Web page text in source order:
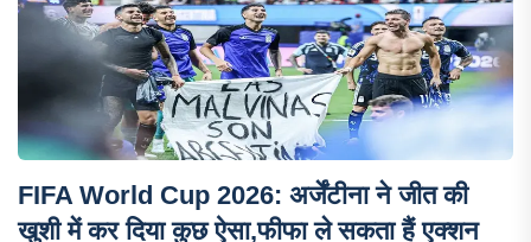
FIFA World Cup 2026: अर्जेंटीना ने जीत की
खुशी में कर दिया कुछ ऐसा,फीफा ले सकता हैं एक्शन